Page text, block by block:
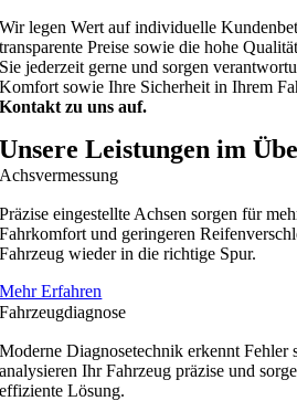
Wir legen Wert auf individuelle
transparente Preise sowie die hohe
Sie jederzeit gerne und sorgen
Komfort sowie Ihre Sicherheit in Ihrem
Kontakt zu uns auf.
Unsere Leistungen im
Achsvermessung
Präzise eingestellte Achsen sorgen für
Fahrkomfort und geringeren
Fahrzeug wieder in die richtige Spur.
Mehr Erfahren
Fahrzeugdiagnose
Moderne Diagnosetechnik erkennt
analysieren Ihr Fahrzeug präzise und
effiziente Lösung.